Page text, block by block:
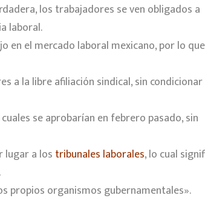
los trabajadores se ven obligados a
laboral.
en el mercado laboral mexicano, por lo que
a la libre afiliación sindical, sin condicionar
se aprobarían en febrero pasado, sin
lugar a los tribunales laborales, lo cual
propios organismos gubernamentales».